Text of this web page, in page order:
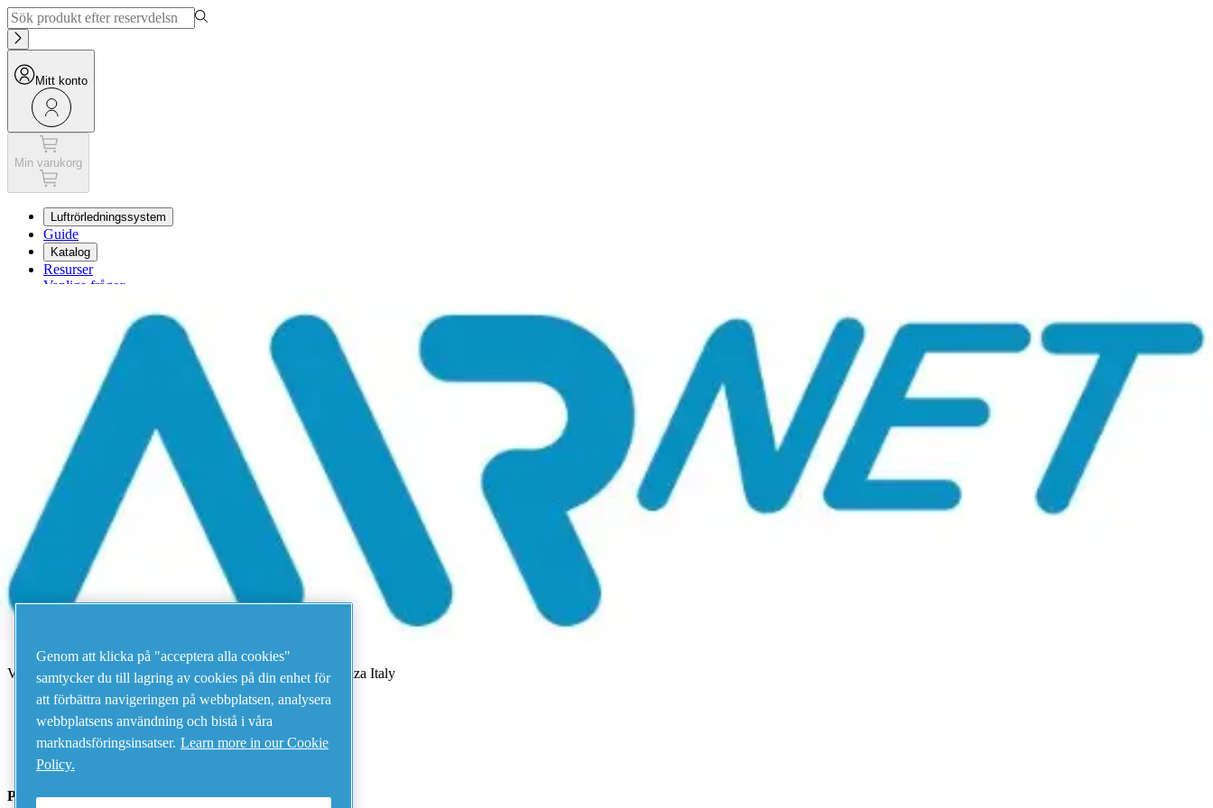
Mitt konto
Min varukorg
Luftrörledningssystem
Guide
Katalog
Resurser
Vanliga frågor
Meny
Det har uppstått ett fel
Något gick fel.
Försök igen om några minuter.
Visa alla produkter
Address
Via Selva Maiolo, 5/7 - 36075, Montecchio Maggiore, Vicenza Italy
Contact us
Piping Systems - click to see details
Genom att klicka på "acceptera alla cookies"
samtycker du till lagring av cookies på din enhet för
att förbättra navigeringen på webbplatsen, analysera
webbplatsens användning och bistå i våra
marknadsföringsinsatser. Learn more in our Cookie
Policy.